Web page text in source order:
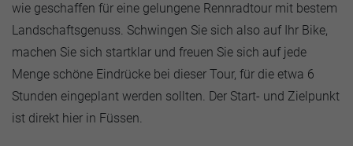
wie geschaffen für eine gelungene Rennradtour mit bestem
Landschaftsgenuss. Schwingen Sie sich also auf Ihr Bike,
machen Sie sich startklar und freuen Sie sich auf jede
Menge schöne Eindrücke bei dieser Tour, für die etwa 6
Stunden eingeplant werden sollten. Der Start- und Zielpunkt
ist direkt hier in Füssen.